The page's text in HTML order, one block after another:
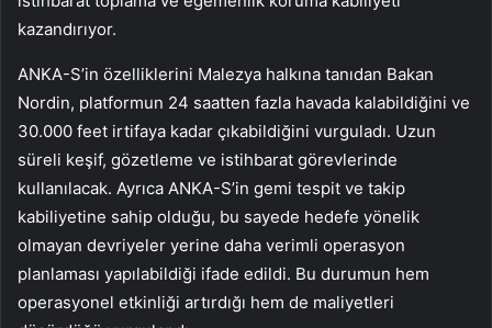
kazandırıyor.
ANKA-S’in özelliklerini Malezya halkına tanıdan Bakan
Nordin, platformun 24 saatten fazla havada kalabildiğini ve
30.000 feet irtifaya kadar çıkabildiğini vurguladı. Uzun
süreli keşif, gözetleme ve istihbarat görevlerinde
kullanılacak. Ayrıca ANKA-S’in gemi tespit ve takip
kabiliyetine sahip olduğu, bu sayede hedefe yönelik
olmayan devriyeler yerine daha verimli operasyon
planlaması yapılabildiği ifade edildi. Bu durumun hem
operasyonel etkinliği artırdığı hem de maliyetleri